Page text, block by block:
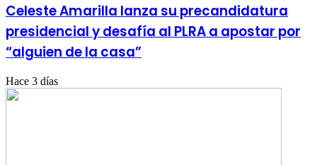
Celeste Amarilla lanza su precandidatura
presidencial y desafía al PLRA a apostar por
“alguien de la casa”
Hace 3 días